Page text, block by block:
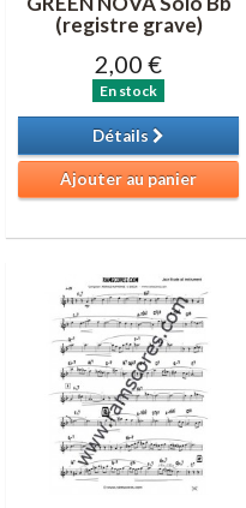
(registre grave)
2,00 €
En stock
Détails
Ajouter au panier